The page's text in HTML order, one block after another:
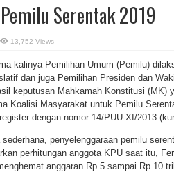
Serentak 2019
13,752 Views
kalinya Pemilihan Umum (Pemilu)
dan juga Pemilihan Presiden dan
keputusan Mahkamah Konstitusi (MK)
Koalisi Masyarakat untuk Pemilu
dengan nomor 14/PUU-XI/2013
penyelenggaraan pemilu
perhitungan anggota KPU saat itu,
anggaran Rp 5 sampai Rp 10